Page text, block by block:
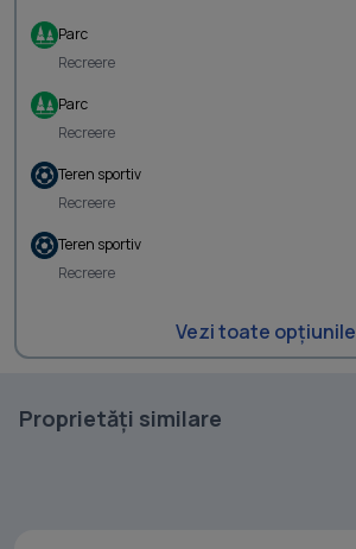
Parc
Recreere
Parc
Recreere
Teren sportiv
Recreere
Teren sportiv
Recreere
Vezi toate opțiunile
Proprietăți similare